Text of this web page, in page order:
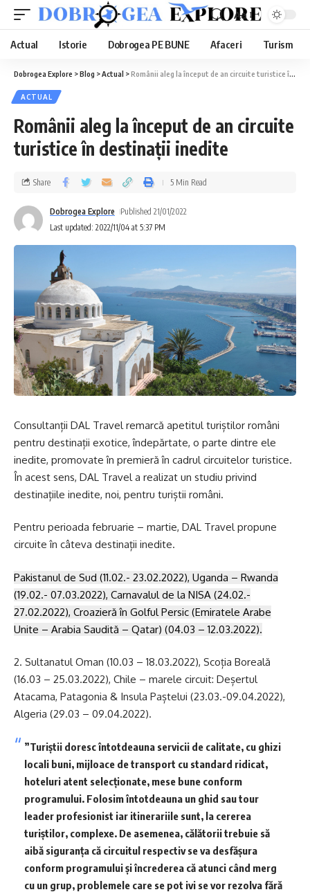
Aa
Actual Istorie Dobrogea PE BUNE Afaceri Turism
Dobrogea Explore >Blog >Actual >Românii aleg la început de an circuite turistice în destinații inedite
ACTUAL
Românii aleg la început de an circuite
turistice în destinații inedite
Last updated: 2022/11/04 at 5:37 PM
Dobrogea Explore Published 21/01/2022
Share 5 Min Read
Consultanții DAL Travel remarcă apetitul turiștilor români
pentru destinații exotice, îndepărtate, o parte dintre ele
inedite, promovate în premieră în cadrul circuitelor turistice.
În acest sens, DAL Travel a realizat un studiu privind
destinațiile inedite, noi, pentru turiștii români.
Pentru perioada februarie – martie, DAL Travel propune
circuite în câteva destinații inedite.
Pakistanul de Sud (11.02.- 23.02.2022), Uganda – Rwanda
(19.02.- 07.03.2022), Carnavalul de la NISA (24.02.-
27.02.2022), Croazieră în Golful Persic (Emiratele Arabe
Unite – Arabia Saudită – Qatar) (04.03 – 12.03.2022).
2. Sultanatul Oman (10.03 – 18.03.2022), Scoția Boreală
(16.03 – 25.03.2022), Chile – marele circuit: Deșertul
Atacama, Patagonia & Insula Paștelui (23.03.-09.04.2022),
Algeria (29.03 – 09.04.2022).
”Turiștii doresc întotdeauna servicii de calitate, cu ghizi
locali buni, mijloace de transport cu standard ridicat,
hoteluri atent selecționate, mese bune conform
programului. Folosim întotdeauna un ghid sau tour
leader profesionist iar itinerariile sunt, la cererea
turiștilor, complexe. De asemenea, călătorii trebuie să
aibă siguranța că circuitul respectiv se va desfășura
conform programului și încrederea că atunci când merg
cu un grup, problemele care se pot ivi se vor rezolva fără